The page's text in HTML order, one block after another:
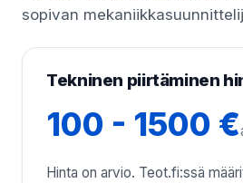
sopivan
Tekninen piirtäminen
100 - 1500 €
Hinta on arvio. Teot.fi:ssä